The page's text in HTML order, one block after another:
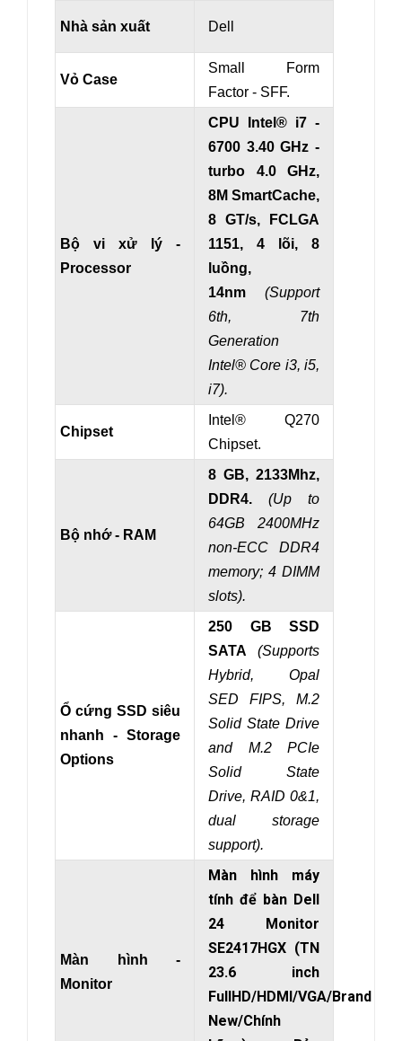
Nhà sản xuất Dell
Vỏ Case
Small Form
Factor - SFF.
Bộ vi xử lý -
Processor
CPU Intel® i7 -
6700 3.40 GHz -
turbo 4.0 GHz,
8M SmartCache,
8 GT/s, FCLGA
1151, 4 lõi, 8
luồng,
14nm (Support
6th, 7th
Generation
Intel® Core i3, i5,
i7).
Chipset
Intel® Q270
Chipset.
Bộ nhớ - RAM
8 GB, 2133Mhz,
DDR4.
(Up to
64GB 2400MHz
non-ECC DDR4
memory; 4 DIMM
slots).
Ổ cứng SSD siêu
nhanh - Storage
Options
250 GB SSD
SATA
(Supports
Hybrid, Opal
SED FIPS, M.2
Solid State Drive
and M.2 PCIe
Solid State
Drive, RAID 0&1,
dual storage
support).
Màn hình -
Monitor
Màn hình máy
tính để bàn Dell
24 Monitor
SE2417HGX (TN
23.6 inch
FullHD/HDMI/VGA/Brand
New/Chính